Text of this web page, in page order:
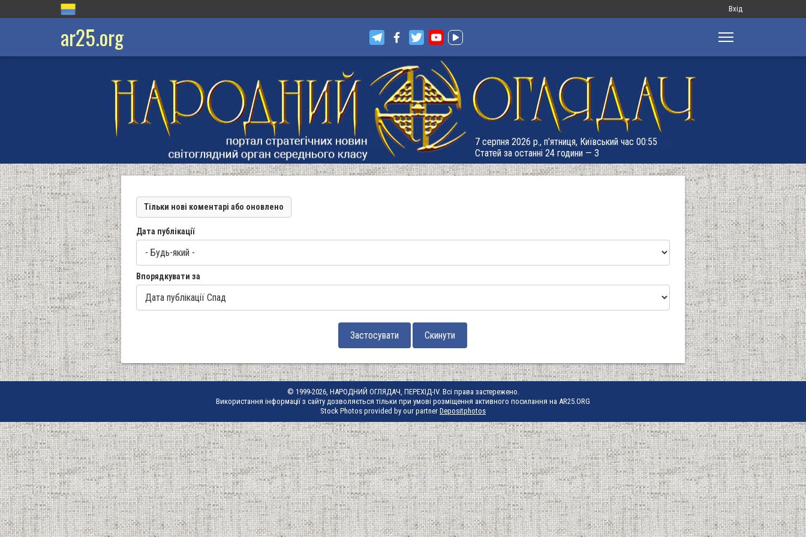
Меню
запису
Вхід
ar25.org
7 серпня 2026 р., п'ятниця, Київський час 00:55
Статей за останні 24 години — 3
Тільки нові коментарі або оновлено
Дата публікації
Впорядкувати за
© 1999-2026, НАРОДНИЙ ОГЛЯДАЧ, ПЕРЕХІД-IV. Всі права застережено.
Використання інформації з сайту дозволяється тільки при умові розміщення активного посилання на AR25.ORG
Stock Photos provided by our partner Depositphotos